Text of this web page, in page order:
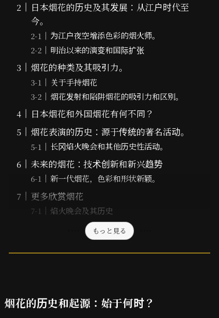
日本烟花的历史及其发展：从江户时代至
今。
为江户夜空增添色彩的烟火师。
明治以来的演变和国际扩张
烟花的种类及其吸引力。
关于手持烟花
烟花发射和陷阱烟花的吸引力和区别。
日本烟花和外国烟花有何不同？
烟花表演的历史：源于传统的著名活动。
长冈焰火晚会和其他历史性活动。
未来的烟花：技术创新和新兴趋势
新一代烟花，色彩和形状新颖。
更多欣赏烟花
焰火晚会及其历史
もっと見る
烟花的历史和起源：始于何时？